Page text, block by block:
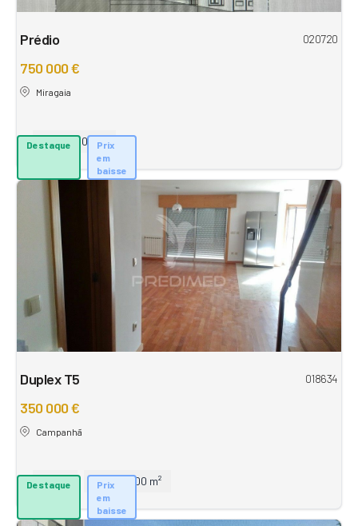
Prédio 020720
750 000 €
Miragaia
401,01 m²
Destaque
Prix
em
baisse
Duplex T5 018634
350 000 €
Campanhã
5 232,00 m²
Destaque
Prix
em
baisse